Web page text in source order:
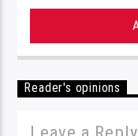
Reader's opinions
Leave a Reply